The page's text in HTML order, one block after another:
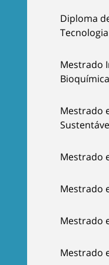
Diploma
Mestrado
Bioquímica
Mestrado
Mestrado
Mestrado
Mestrado
Mestrado